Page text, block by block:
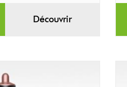
Découvrir